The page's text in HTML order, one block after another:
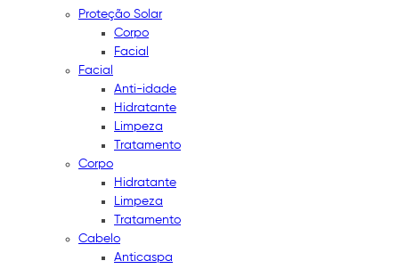
Proteção Solar
Corpo
Facial
Facial
Anti-idade
Hidratante
Limpeza
Tratamento
Corpo
Hidratante
Limpeza
Tratamento
Cabelo
Anticaspa